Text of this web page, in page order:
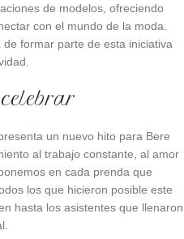
de modelos, ofreciendo
con el mundo de la moda.
formar parte de esta iniciativa
un nuevo hito para Bere
al trabajo constante, al amor
en cada prenda que
los que hicieron posible este
hasta los asistentes que llenaron